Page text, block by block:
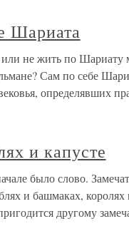
Шариата
не жить по
Сам по себе
определявших
и капусте
было слово.
и башмаках,
другому